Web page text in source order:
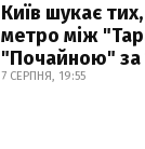
Київ шукає
метро між
"Почайною" за
7 СЕРПНЯ, 19:55